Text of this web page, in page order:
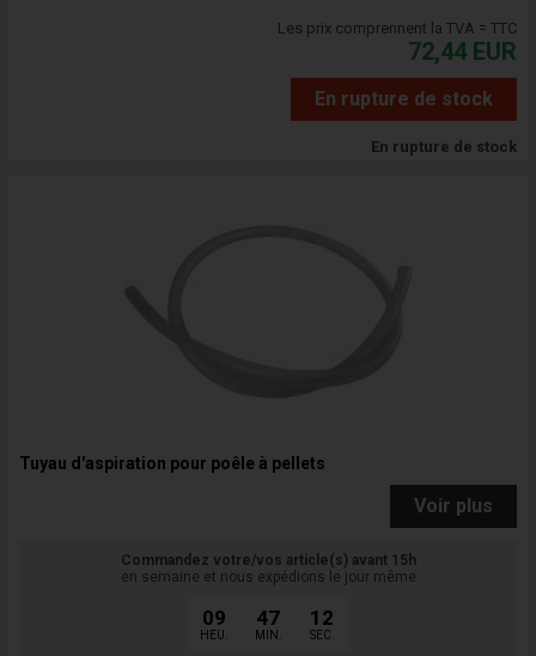
Les prix comprennent la TVA = TTC
72,44 EUR
En rupture de stock
En rupture de stock
Tuyau d'aspiration pour poêle à pellets
Voir plus
Commandez votre/vos article(s) avant 15h
en semaine et nous expédions le jour même
09
HEU.
47
MIN.
11
SEC.